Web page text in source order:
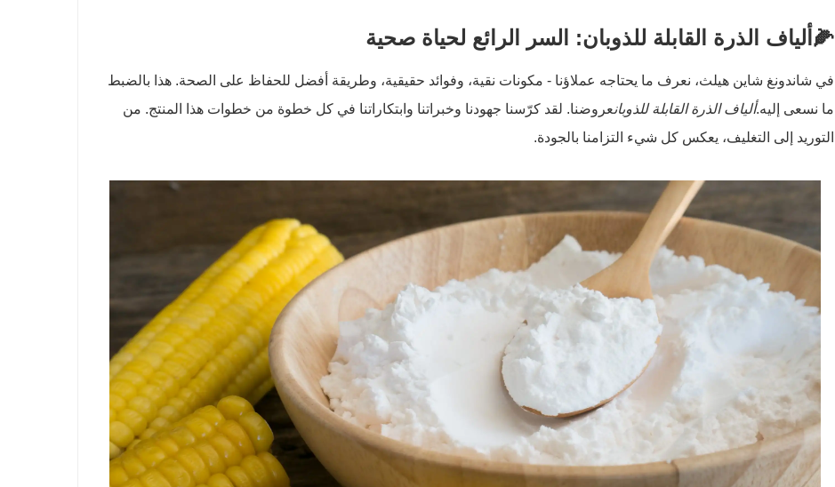
🌽ألياف الذرة القابلة للذوبان: السر الرائع لحياة صحية
في شاندونغ شاين هيلث، نعرف ما يحتاجه عملاؤنا - مكونات نقية، وفوائد حقيقية، وطريقة أفضل للحفاظ على الصحة. هذا بالضبط
ما نسعى إليه.ألياف الذرة القابلة للذوبانعروضنا. لقد كرّسنا جهودنا وخبراتنا وابتكاراتنا في كل خطوة من خطوات هذا المنتج. من
التوريد إلى التغليف، يعكس كل شيء التزامنا بالجودة.